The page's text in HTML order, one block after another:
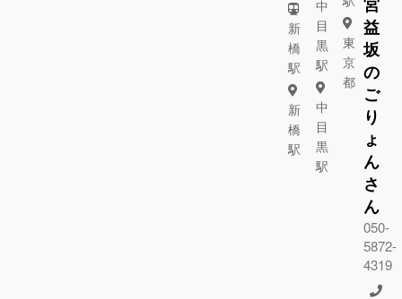
新
橋
駅
新
橋
駅
中
目
黒
駅
中
目
黒
駅
東
京
都
益
坂
の
ご
り
ょ
ん
さ
ん
050-
5872-
4319